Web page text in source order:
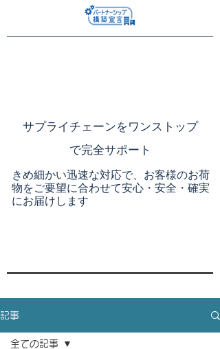
​サプライチェーンをワンストップ
で完全サポート
きめ細かい迅速な対応で、お客様のお荷
物をご要望に合わせて安心・安全・確実
にお届けします
記事
全ての記事